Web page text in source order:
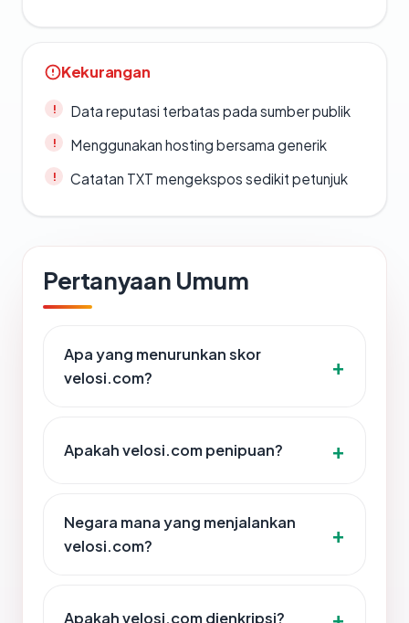
Kekurangan
Data reputasi terbatas pada sumber publik
Menggunakan hosting bersama generik
Catatan TXT mengekspos sedikit petunjuk
Pertanyaan Umum
Apa yang menurunkan skor
velosi.com?
Apakah velosi.com penipuan?
Negara mana yang menjalankan
velosi.com?
Apakah velosi.com dienkripsi?